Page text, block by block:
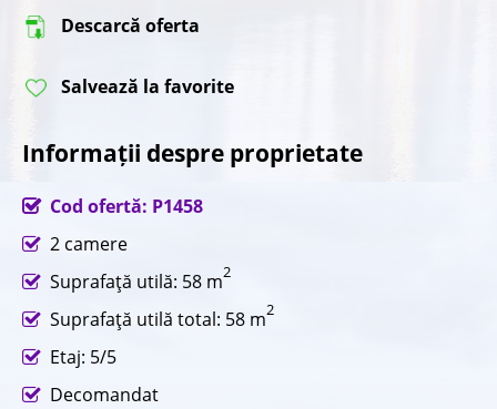
Descarcă oferta
Salvează la favorite
Informații despre proprietate
Cod ofertă: P1458
2 camere
Suprafaţă utilă: 58 m2
Suprafaţă utilă total: 58 m2
Etaj: 5/5
Decomandat